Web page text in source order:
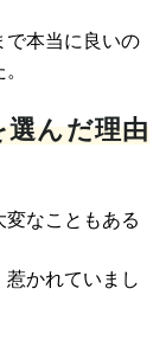
で本当に良いの
選んだ理由
なこともある
かれていまし